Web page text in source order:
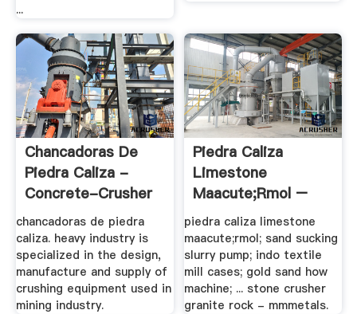
...
Chancadoras De
Piedra Caliza -
Concrete-Crusher
chancadoras de piedra
caliza. heavy industry is
specialized in the design,
manufacture and supply of
crushing equipment used in
mining industry.
Piedra Caliza
Limestone
Maacute;rmol –
Grinding .
piedra caliza limestone
maacute;rmol; sand sucking
slurry pump; indo textile
mill cases; gold sand how
machine; ... stone crusher
granite rock - mmmetals.